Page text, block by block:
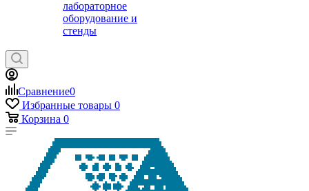
лабораторное
оборудование и
стенды
Сравнение0
Избранные товары 0
Корзина 0